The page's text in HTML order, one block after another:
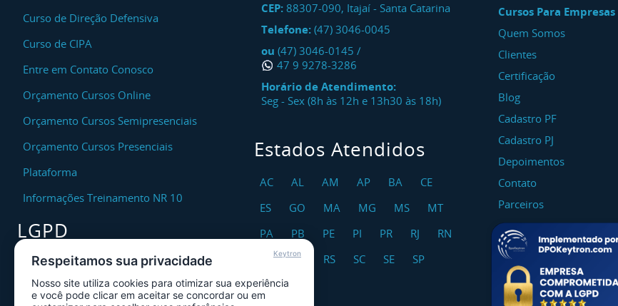
Curso de Direção Defensiva
Curso de CIPA
Entre em Contato Conosco
Orçamento Cursos Online
Orçamento Cursos Semipresenciais
Orçamento Cursos Presenciais
Plataforma
Informações Treinamento NR 10
LGPD
Encarregado DPO
Canal de Atendimento ao Titular dos
Dados
CEP: 88307-090, Itajaí - Santa Catarina
Telefone: (47) 3046-0045
ou (47) 3046-0145 /
47 9 9278-3286
Horário de Atendimento:
Seg - Sex (8h às 12h e 13h30 às 18h)
Estados Atendidos
AC AL AM AP BA
CE
ES
GO MA MG MS
MT
PA
PB PE PI PR RJ
RN
RO
RR RS SC SE
SP
TO
Cursos Para Empresas
Quem Somos
Clientes
Certificação
Blog
Cadastro PF
Cadastro PJ
Depoimentos
Contato
Parceiros
Keytron
Respeitamos sua privacidade
Nosso site utiliza cookies para otimizar sua experiência
e você pode clicar em aceitar se concordar ou em